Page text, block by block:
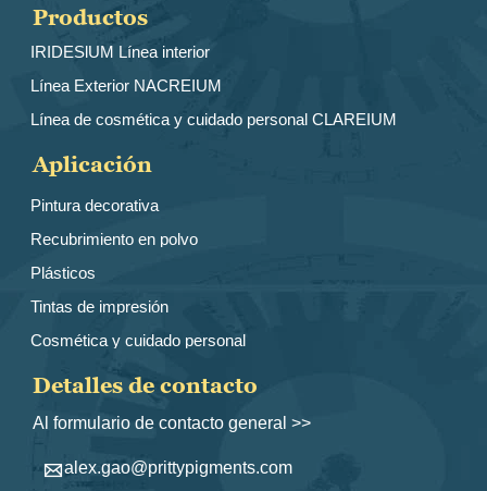
Productos
IRIDESlUM Línea interior
Línea Exterior NACREIUM
Línea de cosmética y cuidado personal CLAREIUM
Aplicación
Pintura decorativa
Recubrimiento en polvo
Plásticos
Tintas de impresión
Cosmética y cuidado personal
Detalles de contacto
Al formulario de contacto general >>
alex.gao@prittypigments.com